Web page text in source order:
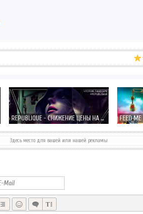
REPUBLIQUE - СНИЖЕНИЕ ЦЕНЫ НА ПОДПИСКУ 5-ТИ СЕЗОНОВ, ВСЕГО 33 РУБЛЯ!
Здесь место для вашей или нашей рекламы